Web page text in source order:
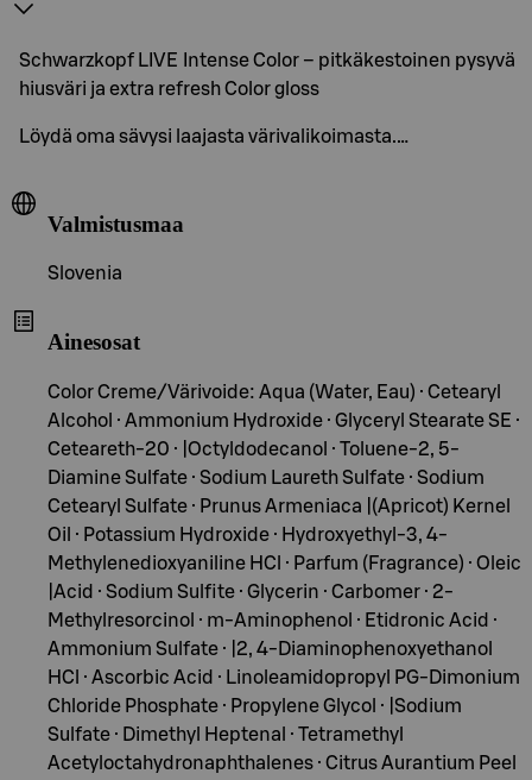
Schwarzkopf LIVE Intense Color – pitkäkestoinen pysyvä
hiusväri ja extra refresh Color gloss
Löydä oma sävysi laajasta värivalikoimasta.…
Valmistusmaa
Slovenia
Ainesosat
Color Creme/Värivoide: Aqua (Water, Eau) · Cetearyl
Alcohol · Ammonium Hydroxide · Glyceryl Stearate SE ·
Ceteareth-20 · |Octyldodecanol · Toluene-2, 5-
Diamine Sulfate · Sodium Laureth Sulfate · Sodium
Cetearyl Sulfate · Prunus Armeniaca |(Apricot) Kernel
Oil · Potassium Hydroxide · Hydroxyethyl-3, 4-
Methylenedioxyaniline HCl · Parfum (Fragrance) · Oleic
|Acid · Sodium Sulfite · Glycerin · Carbomer · 2-
Methylresorcinol · m-Aminophenol · Etidronic Acid ·
Ammonium Sulfate · |2, 4-Diaminophenoxyethanol
HCl · Ascorbic Acid · Linoleamidopropyl PG-Dimonium
Chloride Phosphate · Propylene Glycol · |Sodium
Sulfate · Dimethyl Heptenal · Tetramethyl
Acetyloctahydronaphthalenes · Citrus Aurantium Peel